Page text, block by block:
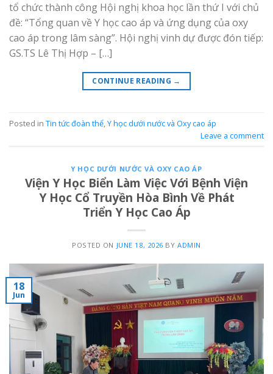
tổ chức thành công Hội nghị khoa học lần thứ I với chủ
đề: “Tổng quan về Y học cao áp và ứng dụng của oxy
cao áp trong lâm sàng”. Hội nghị vinh dự được đón tiếp:
GS.TS Lê Thị Hợp – […]
CONTINUE READING →
Posted in Tin tức đoàn thể,Y học dưới nước và Oxy cao áp
Leave a comment
Y HỌC DƯỚI NƯỚC VÀ OXY CAO ÁP
Viện Y Học Biển Làm Việc Với Bệnh Viện
Y Học Cổ Truyền Hòa Bình Về Phát
Triển Y Học Cao Áp
POSTED ON JUNE 18, 2026 BYADMIN
18
Jun